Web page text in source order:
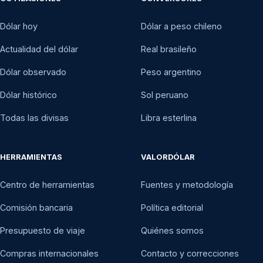
19 nov 1987
18 nov 1987
11 nov 1987 $232,14
Dólar hoy
Actualidad del dólar
Dólar observado
Dólar histórico
Todas las divisas
Dólar a peso chileno
Real brasileño
Peso argentino
Sol peruano
Libra esterlina
HERRAMIENTAS
Centro de herramientas
Comisión bancaria
Presupuesto de viaje
Compras internacionales
VALORDÓLAR
Fuentes y metodología
Política editorial
Quiénes somos
Contacto y correcciones